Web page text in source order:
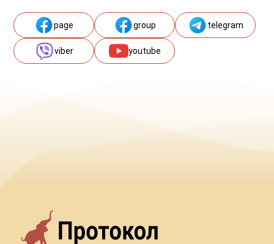
page group telegram
viber youtube